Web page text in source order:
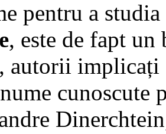
pentru a studia
, este de fapt
autorii
cunoscute